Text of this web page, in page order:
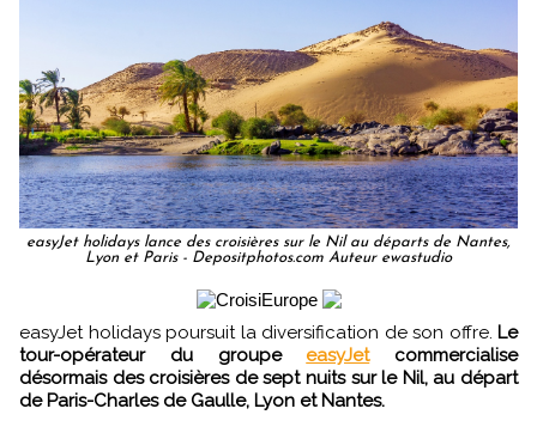
easyJet holidays lance des croisières sur le Nil au départs de Nantes,
Lyon et Paris - Depositphotos.com Auteur ewastudio
easyJet holidays poursuit la diversification de son offre. Le
tour-opérateur du groupe
easyJet
commercialise
désormais des croisières de sept nuits sur le Nil, au départ
de Paris-Charles de Gaulle, Lyon et Nantes.